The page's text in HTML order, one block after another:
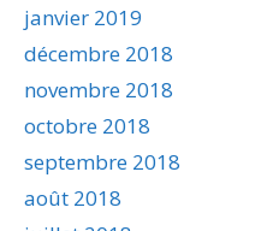
janvier 2019
décembre 2018
novembre 2018
octobre 2018
septembre 2018
août 2018